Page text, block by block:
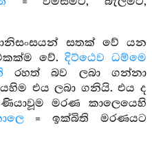
සතක් වේ යන
වේ.දිට්ඨෙව ධම්මෙ
රහත් බව ලබා ගන්නා
එය ලබා ගනියි. එය ද
මරණ කාලෙයෙහි
= ඉක්බිති මරණයට